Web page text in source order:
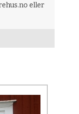
eller